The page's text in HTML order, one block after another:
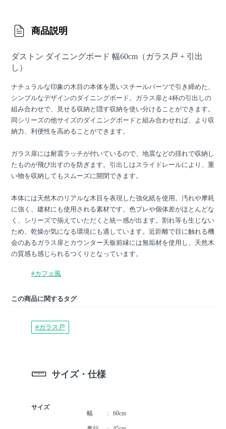
商品説明
ダストン ダイニングボード 幅60cm（ガラス戸 + 引出
し）
ナチュラルな印象の木目の本体を黒いスチールパーツで引き締めた、
シンプルなデザインのダイニングボード。ガラス扉と4杯の引出しの
組み合わせで、見せる収納と隠す収納を使い分けることができます。
同シリーズの他サイズのダイニングボードと組み合わせれば、より収
納力、利便性を高めることができます。
ガラス扉には耐震ラッチが付いているので、地震などの揺れで収納し
たものが飛び出すのを防ぎます。引出しはスライドレールにより、重
い物を収納してもスムーズに開閉できます。
本体には天然木のリアルな木目を表現した強化紙を使用。汚れや摩耗
に強く、建材にも使用される素材です。色ブレや個体差がほとんどな
く、シリーズで揃えていただくと統一感が出ます。割れ等も生じない
ため、乾燥が気になる環境にも適しています。近距離で目に触れる機
会のあるガラス扉とカウンター天板前縁には無垢材を使用し、天然木
の質感も感じられるつくりとなっています。
#カフェ風
この商品に関するタグ
#ガラス戸
サイズ・仕様
サイズ
幅
60cm